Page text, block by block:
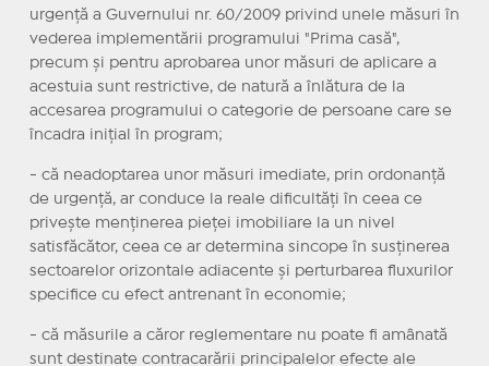
urgență a Guvernului nr. 60/2009 privind unele măsuri în
vederea implementării programului "Prima casă",
precum și pentru aprobarea unor măsuri de aplicare a
acestuia sunt restrictive, de natură a înlătura de la
accesarea programului o categorie de persoane care se
încadra inițial în program;
- că neadoptarea unor măsuri imediate, prin ordonanță
de urgență, ar conduce la reale dificultăți în ceea ce
privește menținerea pieței imobiliare la un nivel
satisfăcător, ceea ce ar determina sincope în susținerea
sectoarelor orizontale adiacente și perturbarea fluxurilor
specifice cu efect antrenant în economie;
- că măsurile a căror reglementare nu poate fi amânată
sunt destinate contracarării principalelor efecte ale